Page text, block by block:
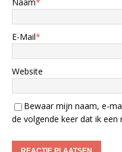
E-Mail*
Website
Bewaar mijn naam, e-
de volgende keer dat ik een